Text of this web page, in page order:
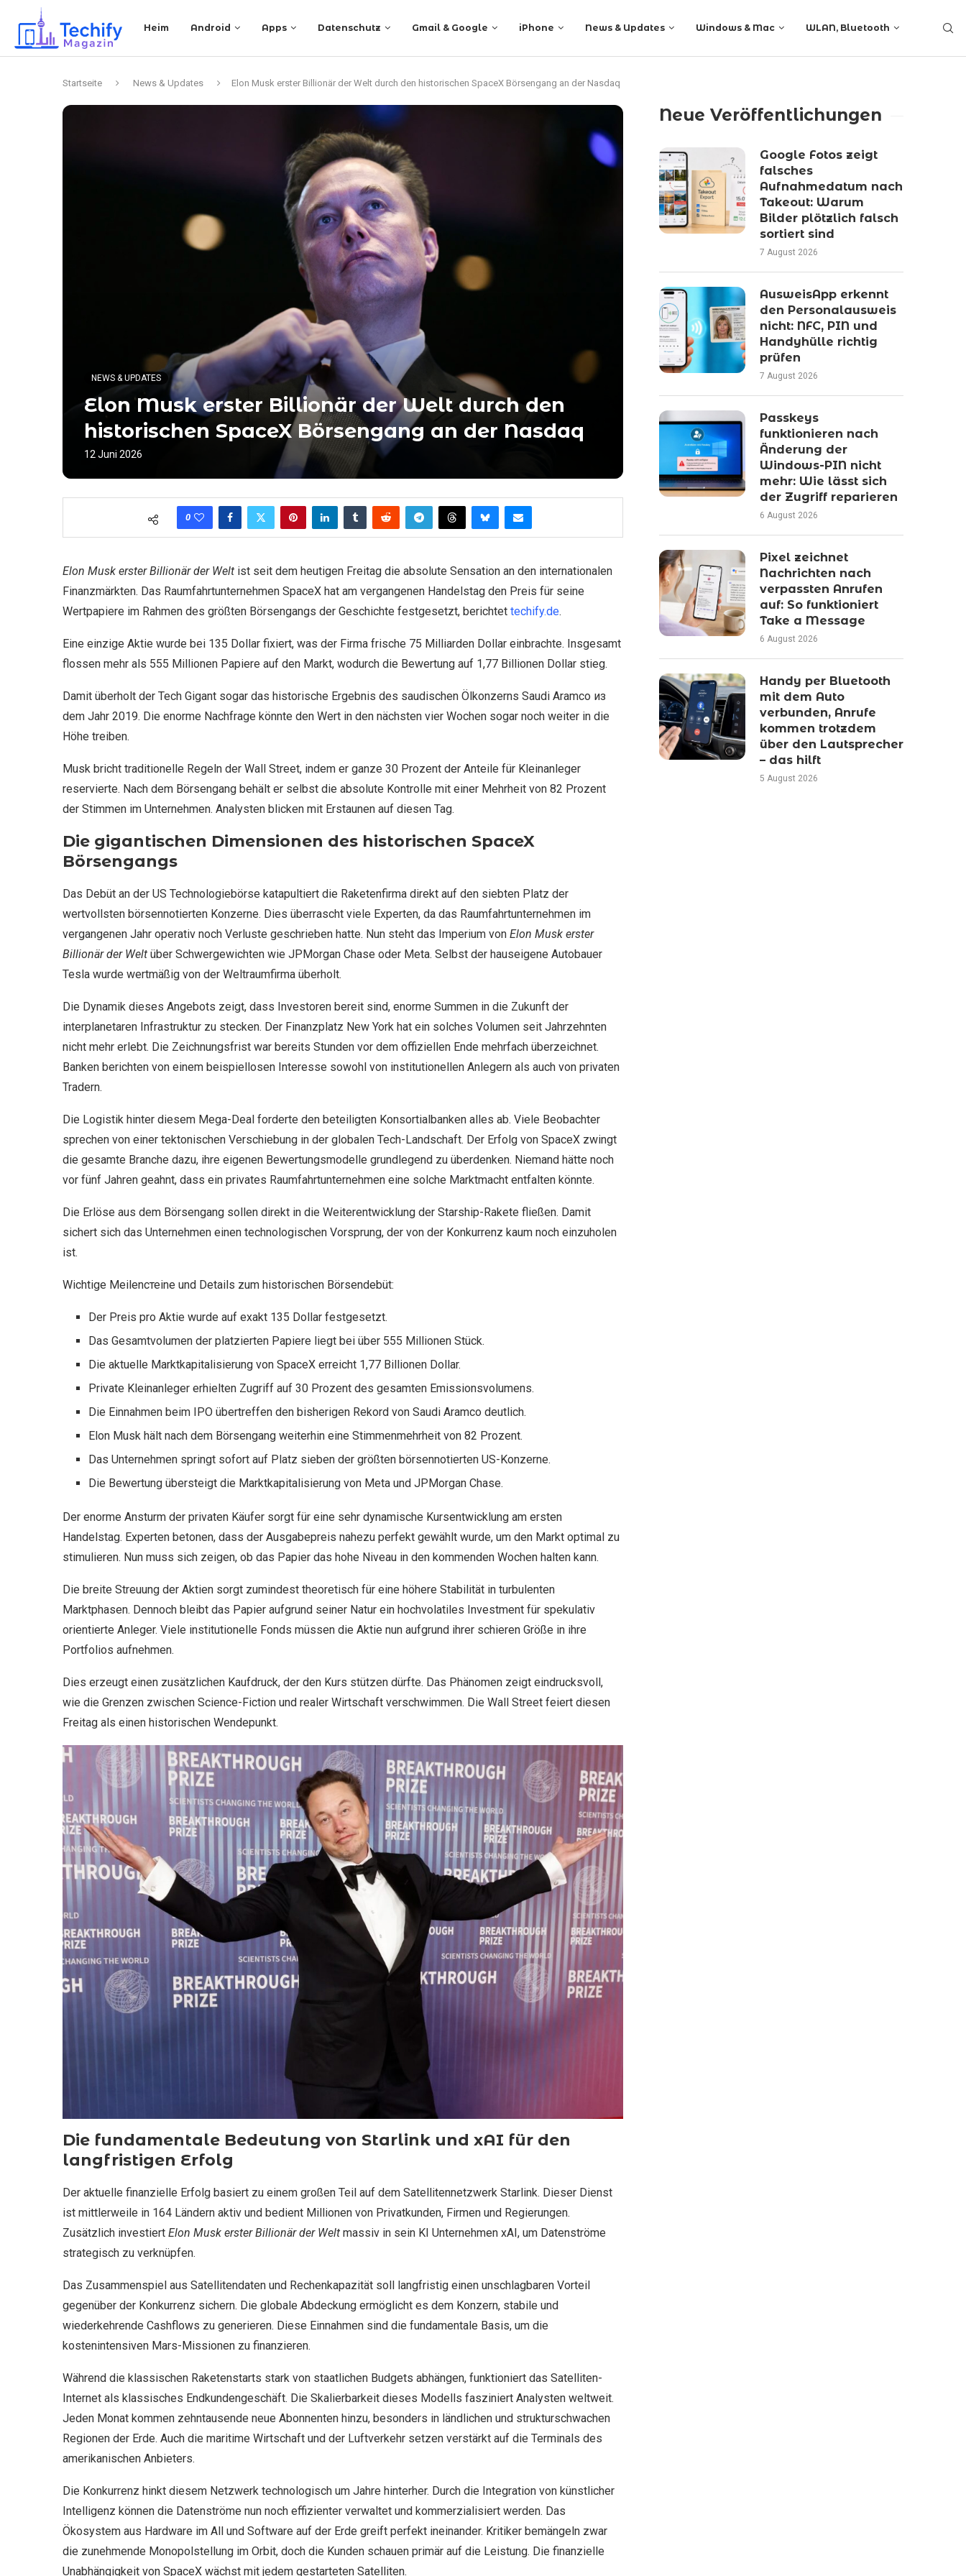
Heim Android Apps Datenschutz Gmail & Google iPhone News & Updates Windows & Mac WLAN, Bluetooth
Startseite News & Updates Elon Musk erster Billionär der Welt durch den historischen SpaceX Börsengang an der Nasdaq
NEWS & UPDATES
Elon Musk erster Billionär der Welt durch den
historischen SpaceX Börsengang an der Nasdaq
12 Juni 2026
0
Elon Musk erster Billionär der Welt ist seit dem heutigen Freitag die absolute Sensation an den internationalen
Finanzmärkten. Das Raumfahrtunternehmen SpaceX hat am vergangenen Handelstag den Preis für seine
Wertpapiere im Rahmen des größten Börsengangs der Geschichte festgesetzt, berichtet techify.de.
Eine einzige Aktie wurde bei 135 Dollar fixiert, was der Firma frische 75 Milliarden Dollar einbrachte. Insgesamt
flossen mehr als 555 Millionen Papiere auf den Markt, wodurch die Bewertung auf 1,77 Billionen Dollar stieg.
Damit überholt der Tech Gigant sogar das historische Ergebnis des saudischen Ölkonzerns Saudi Aramco из
dem Jahr 2019. Die enorme Nachfrage könnte den Wert in den nächsten vier Wochen sogar noch weiter in die
Höhe treiben.
Musk bricht traditionelle Regeln der Wall Street, indem er ganze 30 Prozent der Anteile für Kleinanleger
reservierte. Nach dem Börsengang behält er selbst die absolute Kontrolle mit einer Mehrheit von 82 Prozent
der Stimmen im Unternehmen. Analysten blicken mit Erstaunen auf diesen Tag.
Die gigantischen Dimensionen des historischen SpaceX
Börsengangs
Das Debüt an der US Technologiebörse katapultiert die Raketenfirma direkt auf den siebten Platz der
wertvollsten börsennotierten Konzerne. Dies überrascht viele Experten, da das Raumfahrtunternehmen im
vergangenen Jahr operativ noch Verluste geschrieben hatte. Nun steht das Imperium von Elon Musk erster
Billionär der Welt über Schwergewichten wie JPMorgan Chase oder Meta. Selbst der hauseigene Autobauer
Tesla wurde wertmäßig von der Weltraumfirma überholt.
Die Dynamik dieses Angebots zeigt, dass Investoren bereit sind, enorme Summen in die Zukunft der
interplanetaren Infrastruktur zu stecken. Der Finanzplatz New York hat ein solches Volumen seit Jahrzehnten
nicht mehr erlebt. Die Zeichnungsfrist war bereits Stunden vor dem offiziellen Ende mehrfach überzeichnet.
Banken berichten von einem beispiellosen Interesse sowohl von institutionellen Anlegern als auch von privaten
Tradern.
Die Logistik hinter diesem Mega-Deal forderte den beteiligten Konsortialbanken alles ab. Viele Beobachter
sprechen von einer tektonischen Verschiebung in der globalen Tech-Landschaft. Der Erfolg von SpaceX zwingt
die gesamte Branche dazu, ihre eigenen Bewertungsmodelle grundlegend zu überdenken. Niemand hätte noch
vor fünf Jahren geahnt, dass ein privates Raumfahrtunternehmen eine solche Marktmacht entfalten könnte.
Die Erlöse aus dem Börsengang sollen direkt in die Weiterentwicklung der Starship-Rakete fließen. Damit
sichert sich das Unternehmen einen technologischen Vorsprung, der von der Konkurrenz kaum noch einzuholen
ist.
Wichtige Meilenстеine und Details zum historischen Börsendebüt:
Der Preis pro Aktie wurde auf exakt 135 Dollar festgesetzt.
Das Gesamtvolumen der platzierten Papiere liegt bei über 555 Millionen Stück.
Die aktuelle Marktkapitalisierung von SpaceX erreicht 1,77 Billionen Dollar.
Private Kleinanleger erhielten Zugriff auf 30 Prozent des gesamten Emissionsvolumens.
Die Einnahmen beim IPO übertreffen den bisherigen Rekord von Saudi Aramco deutlich.
Elon Musk hält nach dem Börsengang weiterhin eine Stimmenmehrheit von 82 Prozent.
Das Unternehmen springt sofort auf Platz sieben der größten börsennotierten US-Konzerne.
Die Bewertung übersteigt die Marktkapitalisierung von Meta und JPMorgan Chase.
Der enorme Ansturm der privaten Käufer sorgt für eine sehr dynamische Kursentwicklung am ersten
Handelstag. Experten betonen, dass der Ausgabepreis nahezu perfekt gewählt wurde, um den Markt optimal zu
stimulieren. Nun muss sich zeigen, ob das Papier das hohe Niveau in den kommenden Wochen halten kann.
Die breite Streuung der Aktien sorgt zumindest theoretisch für eine höhere Stabilität in turbulenten
Marktphasen. Dennoch bleibt das Papier aufgrund seiner Natur ein hochvolatiles Investment für spekulativ
orientierte Anleger. Viele institutionelle Fonds müssen die Aktie nun aufgrund ihrer schieren Größe in ihre
Portfolios aufnehmen.
Dies erzeugt einen zusätzlichen Kaufdruck, der den Kurs stützen dürfte. Das Phänomen zeigt eindrucksvoll,
wie die Grenzen zwischen Science-Fiction und realer Wirtschaft verschwimmen. Die Wall Street feiert diesen
Freitag als einen historischen Wendepunkt.
Die fundamentale Bedeutung von Starlink und xAI für den
langfristigen Erfolg
Der aktuelle finanzielle Erfolg basiert zu einem großen Teil auf dem Satellitennetzwerk Starlink. Dieser Dienst
ist mittlerweile in 164 Ländern aktiv und bedient Millionen von Privatkunden, Firmen und Regierungen.
Zusätzlich investiert Elon Musk erster Billionär der Welt massiv in sein KI Unternehmen xAI, um Datenströme
strategisch zu verknüpfen.
Das Zusammenspiel aus Satellitendaten und Rechenkapazität soll langfristig einen unschlagbaren Vorteil
gegenüber der Konkurrenz sichern. Die globale Abdeckung ermöglicht es dem Konzern, stabile und
wiederkehrende Cashflows zu generieren. Diese Einnahmen sind die fundamentale Basis, um die
kostenintensiven Mars-Missionen zu finanzieren.
Während die klassischen Raketenstarts stark von staatlichen Budgets abhängen, funktioniert das Satelliten-
Internet als klassisches Endkundengeschäft. Die Skalierbarkeit dieses Modells fasziniert Analysten weltweit.
Jeden Monat kommen zehntausende neue Abonnenten hinzu, besonders in ländlichen und strukturschwachen
Regionen der Erde. Auch die maritime Wirtschaft und der Luftverkehr setzen verstärkt auf die Terminals des
amerikanischen Anbieters.
Die Konkurrenz hinkt diesem Netzwerk technologisch um Jahre hinterher. Durch die Integration von künstlicher
Intelligenz können die Datenströme nun noch effizienter verwaltet und kommerzialisiert werden. Das
Ökosystem aus Hardware im All und Software auf der Erde greift perfekt ineinander. Kritiker bemängeln zwar
die zunehmende Monopolstellung im Orbit, doch die Kunden schauen primär auf die Leistung. Die finanzielle
Unabhängigkeit von SpaceX wächst mit jedem gestarteten Satelliten.
Neue Veröffentlichungen
Google Fotos zeigt
falsches
Aufnahmedatum nach
Takeout: Warum
Bilder plötzlich falsch
sortiert sind
7 August 2026
AusweisApp erkennt
den Personalausweis
nicht: NFC, PIN und
Handyhülle richtig
prüfen
7 August 2026
Passkeys
funktionieren nach
Änderung der
Windows-PIN nicht
mehr: Wie lässt sich
der Zugriff reparieren
6 August 2026
Pixel zeichnet
Nachrichten nach
verpassten Anrufen
auf: So funktioniert
Take a Message
6 August 2026
Handy per Bluetooth
mit dem Auto
verbunden, Anrufe
kommen trotzdem
über den Lautsprecher
– das hilft
5 August 2026